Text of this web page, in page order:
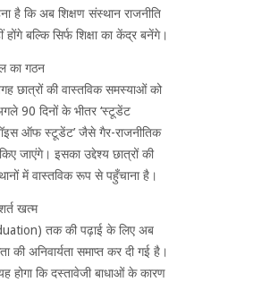
है कि अब शिक्षण संस्थान राजनीति
बल्कि सिर्फ शिक्षा का केंद्र बनेंगे।
का गठन
छात्रों की वास्तविक समस्याओं को
90 दिनों के भीतर ‘स्टूडेंट
ऑफ स्टूडेंट’ जैसे गैर-राजनीतिक
जाएंगे। इसका उद्देश्य छात्रों की
में वास्तविक रूप से पहुँचाना है।
खत्म
तक की पढ़ाई के लिए अब
की अनिवार्यता समाप्त कर दी गई है।
होगा कि दस्तावेजी बाधाओं के कारण